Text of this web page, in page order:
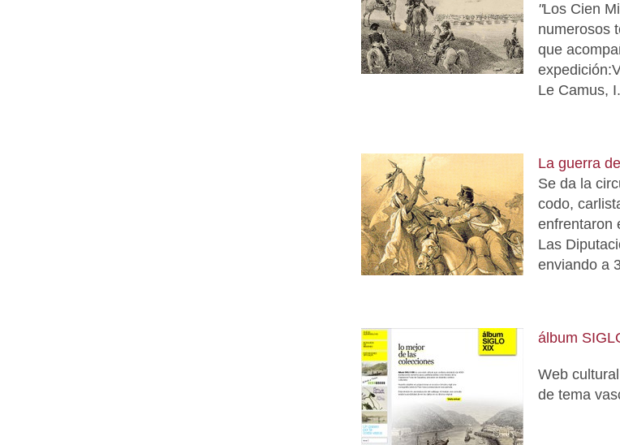
"Los Cien
numerosos
que
Le Camus,
La guerra
Se da la
codo,
enfrentaron
Las
enviando a
álbum
Web
de tema